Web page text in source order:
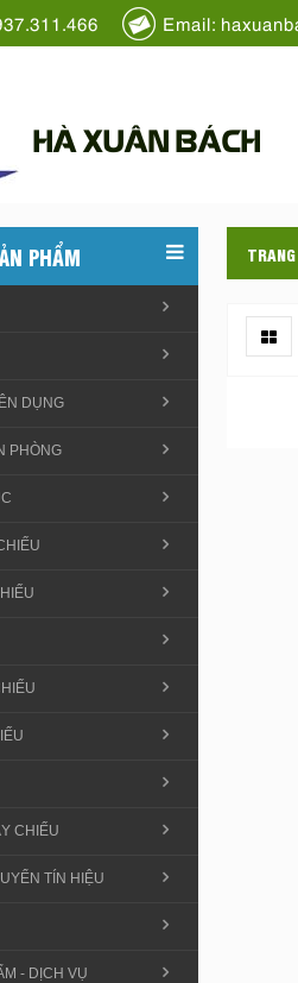
Email:
HÀ XUÂN BÁCH
PHẨM
DỤNG
PHÒNG
CHIẾU
TÍN HIỆU
- DỊCH VỤ